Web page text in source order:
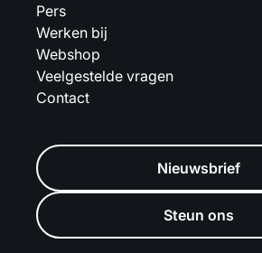
Pers
Werken bij
Webshop
Veelgestelde vragen
Contact
Nieuwsbrief
Steun ons